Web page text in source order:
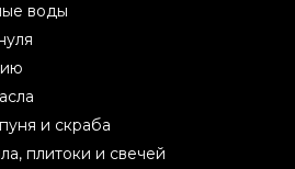
воды
и скраба
плитоки и свечей